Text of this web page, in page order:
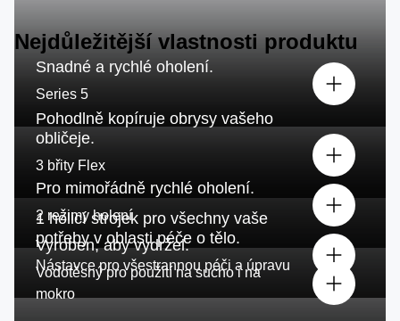
Nejdůležitější vlastnosti produktu
Snadné a rychlé oholení.
Series 5
Pohodlně kopíruje obrysy vašeho
obličeje.
3 břity Flex
Pro mimořádně rychlé oholení.
2 režimy holení
1 holicí strojek pro všechny vaše
potřeby v oblasti péče o tělo.
Nástavce pro všestrannou péči a úpravu
Vyroben, aby vydržel.
Vodotěsný pro použití na sucho i na
mokro